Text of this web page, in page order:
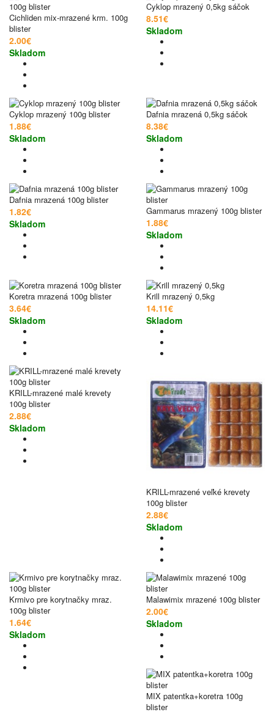
Cichliden mix-mrazené krm. 100g
blister
2.00€
Skladom
Cyklop mrazený 0,5kg sáčok
8.51€
Skladom
Cyklop mrazený 100g blister
1.88€
Skladom
Dafnia mrazená 0,5kg sáčok
8.38€
Skladom
Dafnia mrazená 100g blister
1.82€
Skladom
Gammarus mrazený 100g blister
1.88€
Skladom
Koretra mrazená 100g blister
3.64€
Skladom
Krill mrazený 0,5kg
14.11€
Skladom
KRILL-mrazené malé krevety
100g blister
2.88€
Skladom
KRILL-mrazené veľké krevety
100g blister
2.88€
Skladom
Krmivo pre korytnačky mraz.
100g blister
1.64€
Skladom
Malawimix mrazené 100g blister
2.00€
Skladom
MIX patentka+koretra 100g
blister